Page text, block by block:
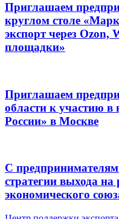
Приглашаем
круглом столе
экспорт через
площадки»
Приглашаем
области к участию в
России» в Москве
С
стратегии выхода
экономического